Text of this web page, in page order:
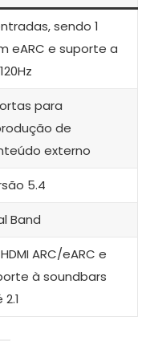
sendo 1
eARC e suporte a
para
de
externo
5.4
Band
ARC/eARC e
à soundbars